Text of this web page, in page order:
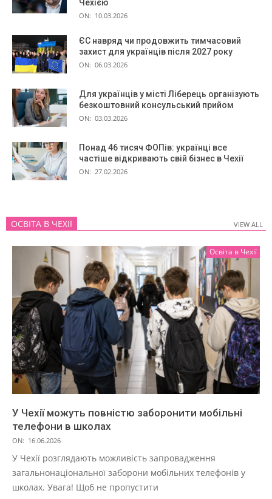
Чехією
ON: 10.03.2026
ЄС навряд чи продовжить тимчасовий
захист для українців після 2027 року
ON: 06.03.2026
Для українців у місті Ліберець організують
безкоштовний консульський прийом
ON: 03.03.2026
Понад 46 тисяч ФОПів: українці все
частіше відкривають свій бізнес в Чехії
ON: 27.02.2026
ОСВІТА В ЧЕХІЇ VIEW ALL
Освіта в Чехії
У Чехії можуть повністю заборонити мобільні
телефони в школах
ON: 16.06.2026
У Чехії розглядають можливість запровадження
загальнонаціональної заборони мобільних телефонів у
школах. Увага! Щоб не пропустити
VIEW ALL